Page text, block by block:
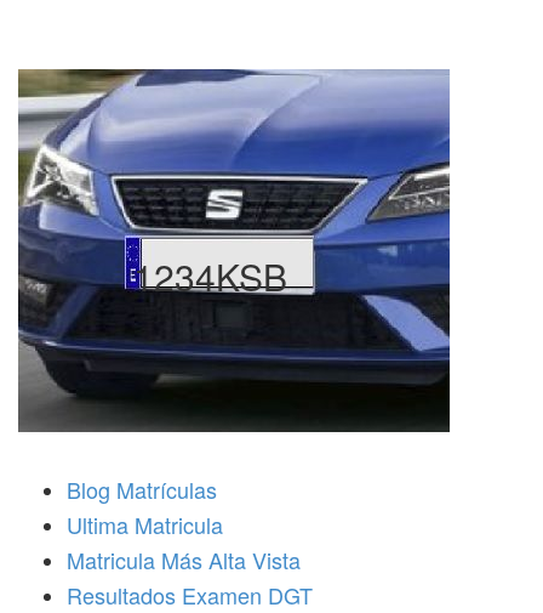
1234KSB
Blog Matrículas
Ultima Matricula
Matricula Más Alta Vista
Resultados Examen DGT